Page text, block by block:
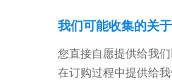
我们可能收集的关
您直接自愿提供给我
在订购过程中提供给